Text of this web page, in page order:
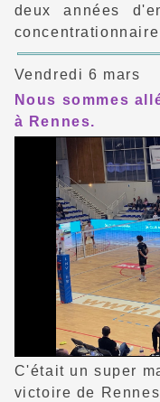
deux années
Vendredi 6 mars
Nous sommes
à Rennes.
C'était un super
victoire de